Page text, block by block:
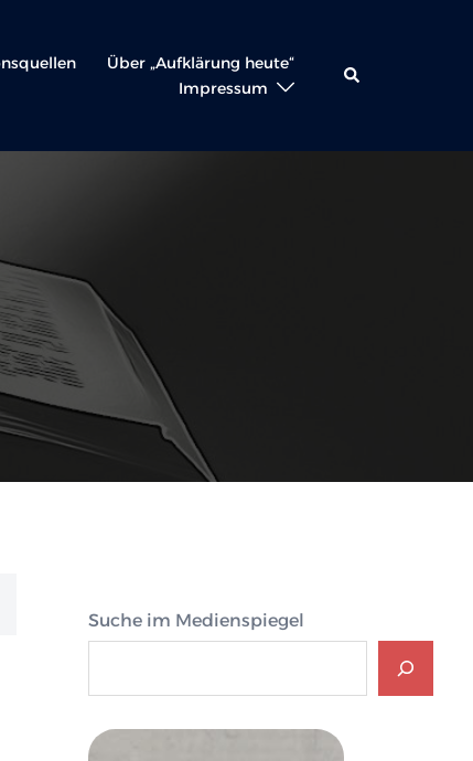
Über „Aufklärung heute“
Impressum
Suche
Suche im Medienspiegel